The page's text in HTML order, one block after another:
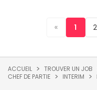
« 1 2
ACCUEIL TROUVER UN JOB
CHEF DE PARTIE
INTERIM